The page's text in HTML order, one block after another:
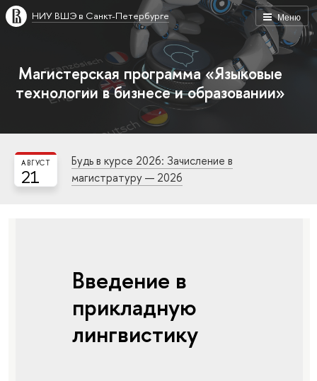
Меню
НИУ ВШЭ в Санкт-Петербурге
Магистерская программа «Языковые
технологии в бизнесе и образовании»
21
АВГУСТ
Будь в курсе 2026: Зачисление в
магистратуру — 2026
Введение в
прикладную
лингвистику